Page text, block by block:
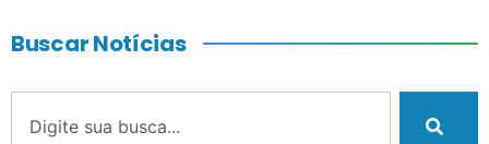
Buscar Notícias